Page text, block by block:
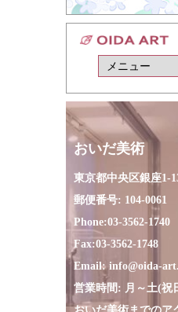
おいだ美術
東京都中央区銀座1-
郵便番号: 104-0061
Phone:03-3562-1740
Fax:03-3562-1748
Email: info@oida-
営業時間: 月～土(祝